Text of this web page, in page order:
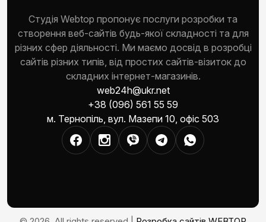
Студія Webtop пропонує послуги розробки та
створення веб-сайтів будь-якої складності та для
різних сфер діяльності. Ми маємо досвід в розробці
сайтів різних типів, від простих сайтів-візиток до
складних інтернет-магазинів.
web24h@ukr.net
+38 (096) 561 55 59
м. Тернопіль, вул. Мазепи 10, офіс 503